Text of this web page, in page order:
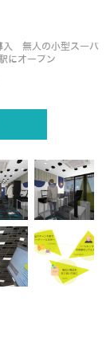
入 無人の小型スーパ
にオープン